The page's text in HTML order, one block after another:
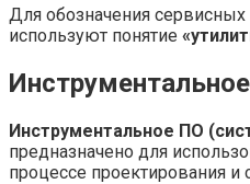
Для обозначения сервисных
используют понятие
Инструментальное
Инструментальное ПО
предназначено для
процессе проектирования и